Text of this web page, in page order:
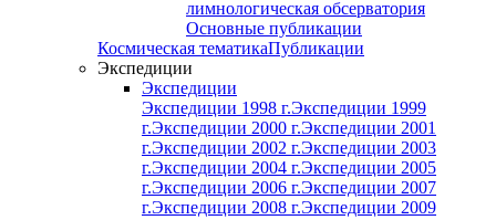
лимнологическая обсерватория
Основные публикации
Космическая тематикаПубликации
Экспедиции
Экспедиции
Экспедиции 1998 г.Экспедиции 1999
г.Экспедиции 2000 г.Экспедиции 2001
г.Экспедиции 2002 г.Экспедиции 2003
г.Экспедиции 2004 г.Экспедиции 2005
г.Экспедиции 2006 г.Экспедиции 2007
г.Экспедиции 2008 г.Экспедиции 2009